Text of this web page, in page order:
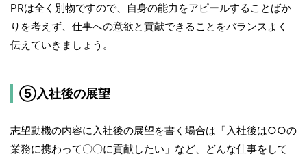
PRは全く別物ですので、自身の能力をアピールすることばか
りを考えず、仕事への意欲と貢献できることをバランスよく
伝えていきましょう。
⑤入社後の展望
志望動機の内容に入社後の展望を書く場合は「入社後は○○の
業務に携わって〇〇に貢献したい」など、どんな仕事をして